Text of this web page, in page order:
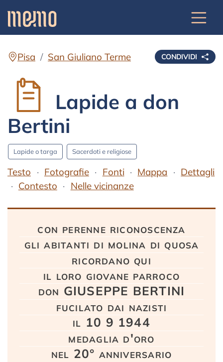
CONDIVIDI
Pisa San Giuliano Terme
Lapide a don
Bertini
Lapide o targa Sacerdoti e religiose
Testo Fotografie Fonti Mappa
Dettagli
Contesto
Nelle vicinanze
con perenne riconoscenza
gli abitanti di molina di quosa
ricordano qui
il loro giovane parroco
don GIUSEPPE BERTINI
fucilato dai nazisti
il 10 9 1944
medaglia d'oro
nel 20° anniversario